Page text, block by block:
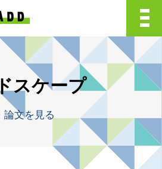
スケープ
論文を見る